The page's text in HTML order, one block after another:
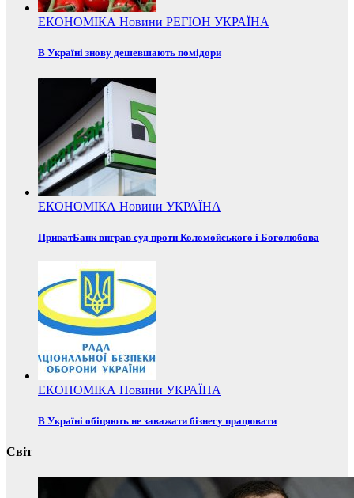
ЕКОНОМІКА Новини РЕГІОН УКРАЇНА
В Україні знову дешевшають помідори
ЕКОНОМІКА Новини УКРАЇНА
ПриватБанк виграв суд проти Коломойського і Боголюбова
ЕКОНОМІКА Новини УКРАЇНА
В Україні обіцяють не заважати бізнесу працювати
Світ